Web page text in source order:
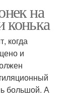
на
конька
когда
и
большой. А